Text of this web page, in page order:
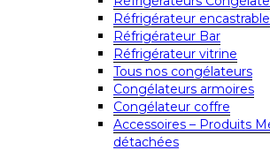
Réfrigérateur encastrable
Réfrigérateur Bar
Réfrigérateur vitrine
Tous nos congélateurs
Congélateurs armoires
Congélateur coffre
Accessoires – Produits
détachées